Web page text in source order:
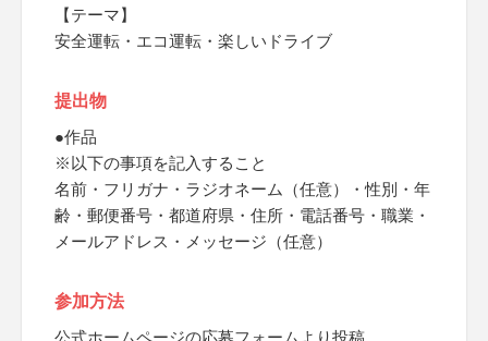
【テーマ】
安全運転・エコ運転・楽しいドライブ
提出物
●作品
※以下の事項を記入すること
名前・フリガナ・ラジオネーム（任意）・性別・年
齢・郵便番号・都道府県・住所・電話番号・職業・
メールアドレス・メッセージ（任意）
参加方法
公式ホームページの応募フォームより投稿